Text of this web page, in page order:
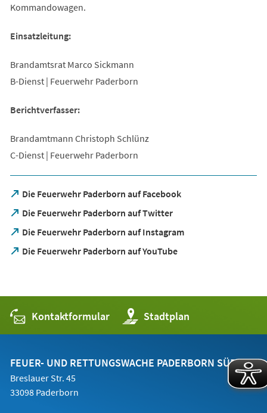
Kommandowagen.
Einsatzleitung:
Brandamtsrat Marco Sickmann
B-Dienst | Feuerwehr Paderborn
Berichtverfasser:
Brandamtmann Christoph Schlünz
C-Dienst | Feuerwehr Paderborn
Die Feuerwehr Paderborn auf Facebook
(Öffnet
einem
neuen
Die Feuerwehr Paderborn auf Twitter
(Öffnet
einem
neuen
Die Feuerwehr Paderborn auf Instagram
(Öffnet
einemDie Feuerwehr Paderborn auf YouTube
(Öffnet
Tab)
Kontaktformular Stadtplan
(Öffnet
in
einem
Tab)
FEUER- UND RETTUNGSWACHE PADERBORN SÜD
Breslauer Str. 45
33098 Paderborn